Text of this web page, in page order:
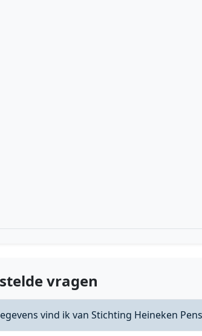
vragen
vind ik van Stichting Heineken